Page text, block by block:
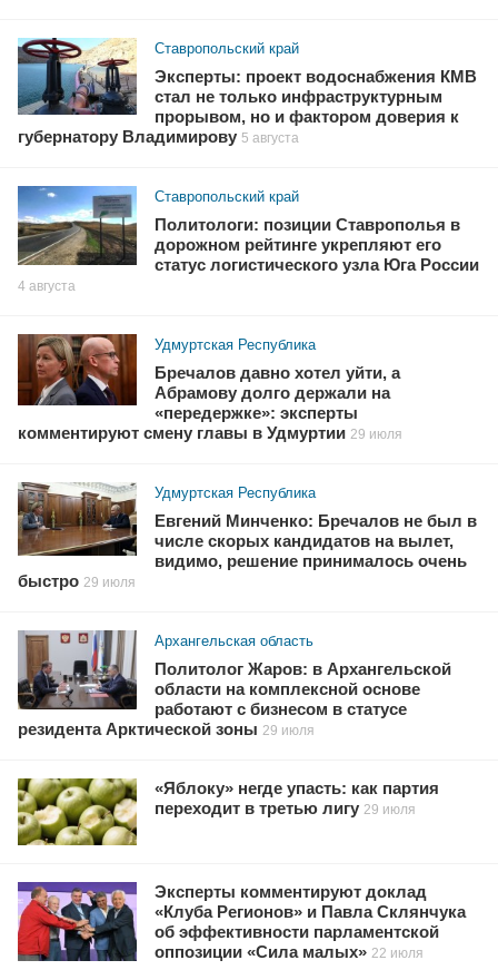
Ставропольский край
Эксперты: проект водоснабжения КМВ
стал не только инфраструктурным
прорывом, но и фактором доверия к
губернатору Владимирову 5 августа
Ставропольский край
Политологи: позиции Ставрополья в
дорожном рейтинге укрепляют его
статус логистического узла Юга России
4 августа
Удмуртская Республика
Бречалов давно хотел уйти, а
Абрамову долго держали на
«передержке»: эксперты
комментируют смену главы в Удмуртии 29 июля
Удмуртская Республика
Евгений Минченко: Бречалов не был в
числе скорых кандидатов на вылет,
видимо, решение принималось очень
быстро 29 июля
Архангельская область
Политолог Жаров: в Архангельской
области на комплексной основе
работают с бизнесом в статусе
резидента Арктической зоны 29 июля
«Яблоку» негде упасть: как партия
переходит в третью лигу 29 июля
Эксперты комментируют доклад
«Клуба Регионов» и Павла Склянчука
об эффективности парламентской
оппозиции «Сила малых» 22 июля